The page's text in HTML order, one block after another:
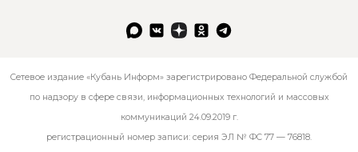
Сетевое издание «Кубань Информ» зарегистрировано Федеральной службой
по надзору в сфере связи, информационных технологий и массовых
коммуникаций 24.09.2019 г.
регистрационный номер записи: серия ЭЛ № ФС 77 — 76818.